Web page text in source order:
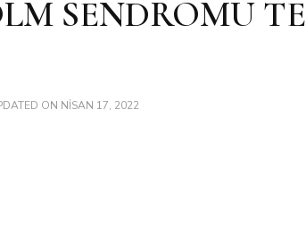
SENDROMU
ON NISAN 17, 2022